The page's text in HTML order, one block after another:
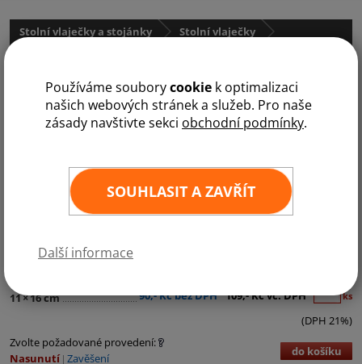
Používáme souborycookie k optimalizaci
našich webových stránek a služeb. Pro naše
zásady navštivte sekci obchodní podmínky.
SOUHLASIT A ZAVŘÍT
Další informace
Stolní vlaječky a stojánky
Stolní vlaječky
Peru
Kategorie:Jižní Amerika
11×16 cm 90,- Kč bez DPH 109,- Kč vč. DPH ks
(DPH 21%)
Zvolte požadované provedení:
Nasunutí Zavěšení do košíku